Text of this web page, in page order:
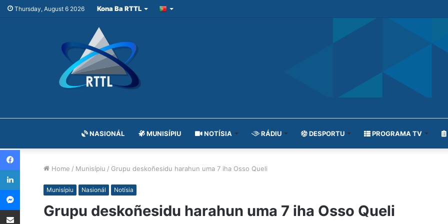
Thursday, August 6 2026 Kona Ba RTTL
NASIONÁL MUNISÍPIU NOTÍSIA RÁDIU DESPORTU PROGRAMA TV
Home / Munisípiu / Grupu deskoñesidu harahun uma 7 iha Osso Queli
Munisípiu Nasionál Notísia
Grupu deskoñesidu harahun uma 7 iha Osso Queli
Facebook
LinkedIn
Messenger